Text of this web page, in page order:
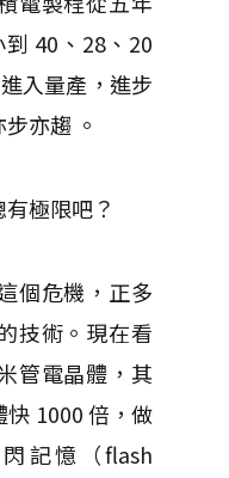
40、28、20
入量產，進步
亦趨 。
極限吧？
個危機，正多
技術。現在看
管電晶體，其
1000 倍，做
記憶（flash